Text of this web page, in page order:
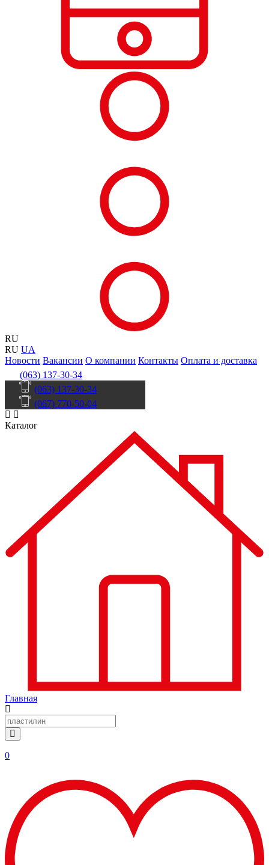
RU
RU UA
Новости Вакансии О компании Контакты Оплата и доставка
(063) 137-30-34
(063) 137-30-34
(067) 770-50-04
Каталог
Главная
0